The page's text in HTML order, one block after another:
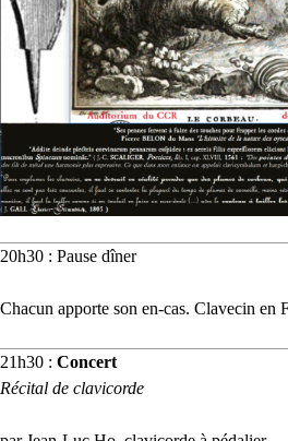
20h30 : Pause dîner
Chacun apporte son en-cas. Clavecin en
21h30 : Concert
Récital de clavicorde